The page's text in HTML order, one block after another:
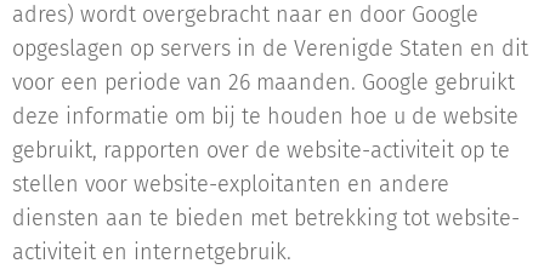
adres) wordt overgebracht naar en door Google
opgeslagen op servers in de Verenigde Staten en dit
voor een periode van 26 maanden. Google gebruikt
deze informatie om bij te houden hoe u de website
gebruikt, rapporten over de website-activiteit op te
stellen voor website-exploitanten en andere
diensten aan te bieden met betrekking tot website-
activiteit en internetgebruik.